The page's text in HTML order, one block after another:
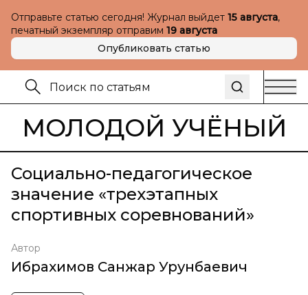
Отправьте статью сегодня! Журнал выйдет 15 августа,
печатный экземпляр отправим 19 августа
Опубликовать статью
МОЛОДОЙ УЧЁНЫЙ
Социально-педагогическое
значение «трехэтапных
спортивных соревнований»
Автор
Ибрахимов Санжар Урунбаевич